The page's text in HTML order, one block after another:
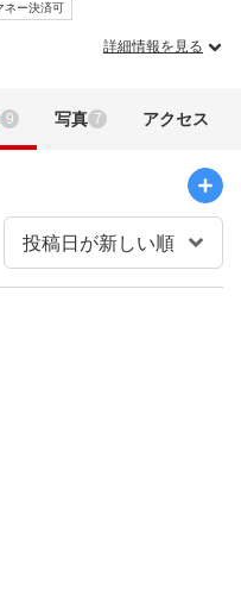
ネー決済可
詳細情報を見る
9 写真 7 アクセス